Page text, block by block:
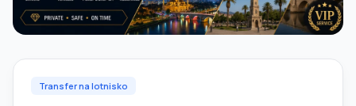
Transfer na lotnisko